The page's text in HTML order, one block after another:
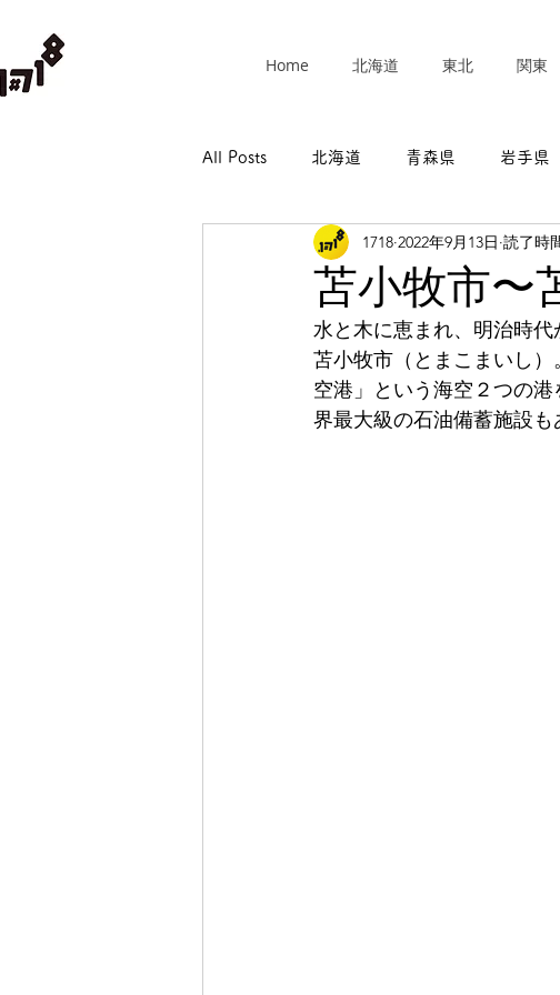
Home 北海道 東北 関東
All Posts 北海道 青森県 岩手県
埼玉県 千葉県 東
岐阜県 静岡県 愛
苫小牧市〜
1718 2022年9月13日 読了時
水と木に恵まれ、明治時
苫小牧市（とまこまいし
空港」という海空２つの
界最大級の石油備蓄施設も